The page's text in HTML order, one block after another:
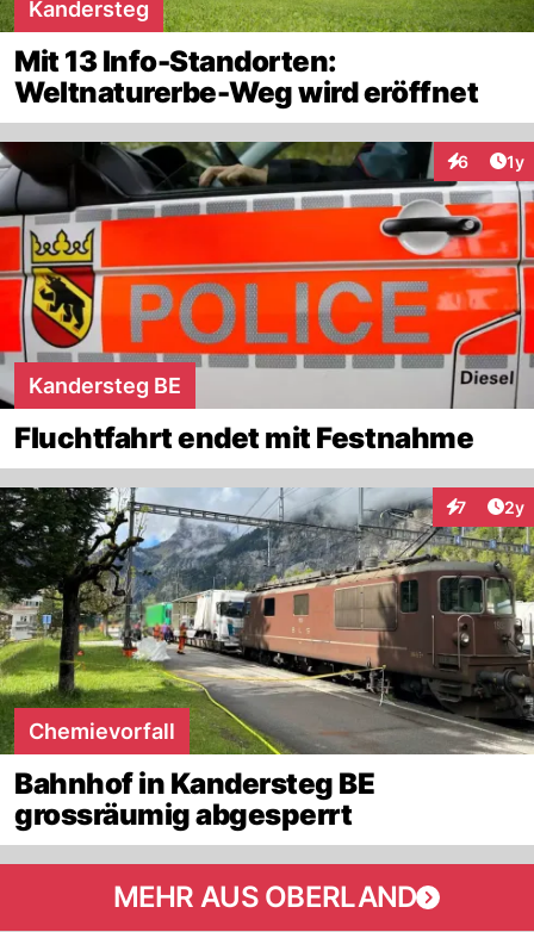
Kandersteg
Mit 13 Info-Standorten:
Weltnaturerbe-Weg wird eröffnet
6 1y
Kandersteg BE
Fluchtfahrt endet mit Festnahme
7 2y
Chemievorfall
Bahnhof in Kandersteg BE
grossräumig abgesperrt
MEHR AUS OBERLAND